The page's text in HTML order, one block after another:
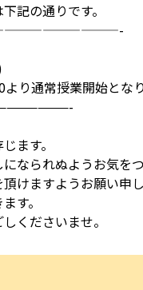
記の通りです。
り通常授業開始となり
ます。
なられぬようお気を
けますようお願い申し
す。
くださいませ。